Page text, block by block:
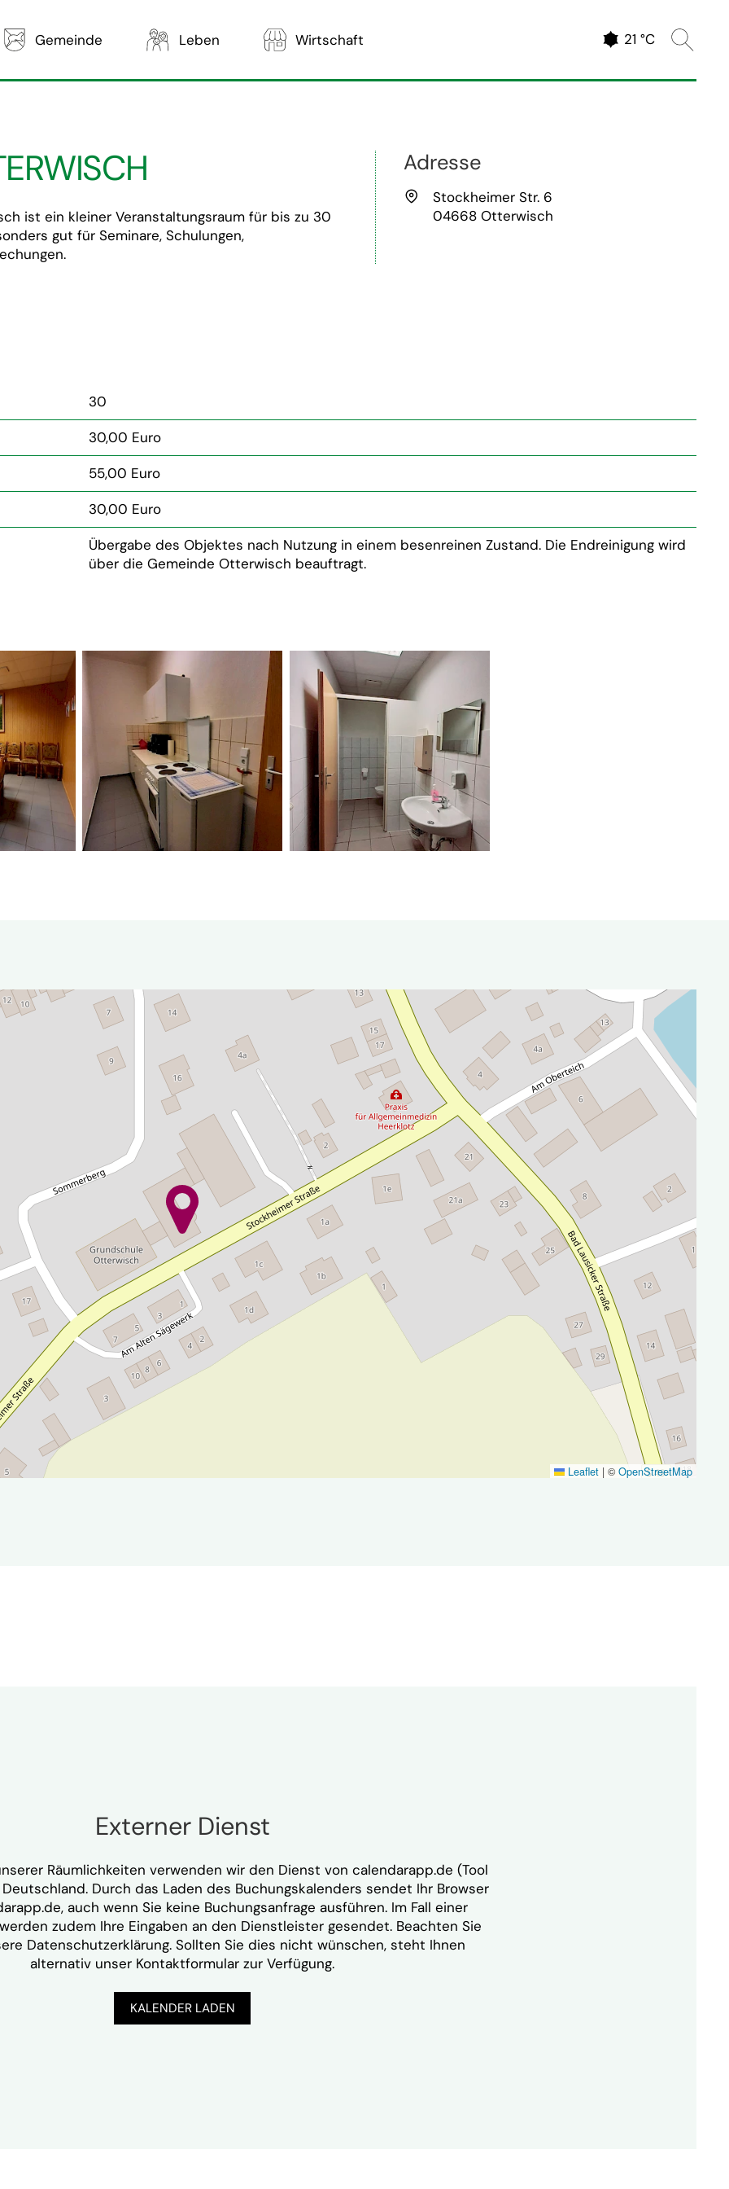
Gemeinde Leben Wirtschaft Aktuelles
21 °C Website
ist ein kleiner Veranstaltungsraum für bis zu 30
gut für Seminare, Schulungen,
Adresse
Anschrift
Stockheimer Str. 6
04668 Otterwisch
30
30,00 Euro
55,00 Euro
30,00 Euro
Übergabe des Objektes nach Nutzung in einem besenreinen Zustand. Die Endreinigung wird
über die Gemeinde Otterwisch beauftragt.
Leaflet | © OpenStreetMap
Externer Dienst
Räumlichkeiten verwenden wir den Dienst von calendarapp.de (Tool
Durch das Laden des Buchungskalenders sendet Ihr Browser
auch wenn Sie keine Buchungsanfrage ausführen. Im Fall einer
zudem Ihre Eingaben an den Dienstleister gesendet. Beachten Sie
Datenschutzerklärung. Sollten Sie dies nicht wünschen, steht Ihnen
alternativ unser Kontaktformular zur Verfügung.
KALENDER LADEN